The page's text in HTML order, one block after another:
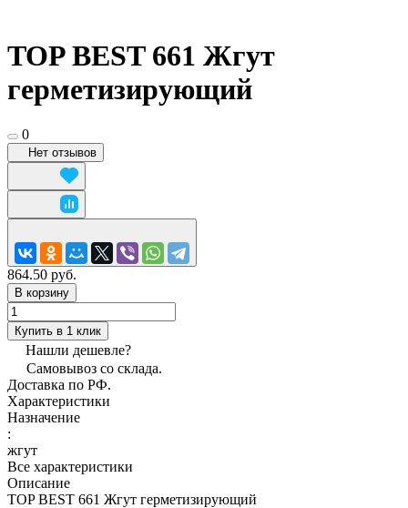
TOP BEST 661 Жгут
герметизирующий
0
Нет отзывов
864.50 руб.
В корзину
Купить в 1 клик
Нашли дешевле?
Самовывоз со склада.
Доставка по РФ.
Характеристики
Назначение
:
жгут
Все характеристики
Описание
TOP BEST 661 Жгут герметизирующий